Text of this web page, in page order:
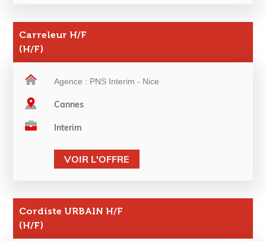
Carreleur H/F
(H/F)
Agence : PNS Interim - Nice
Cannes
Interim
VOIR L'OFFRE
Cordiste URBAIN H/F
(H/F)